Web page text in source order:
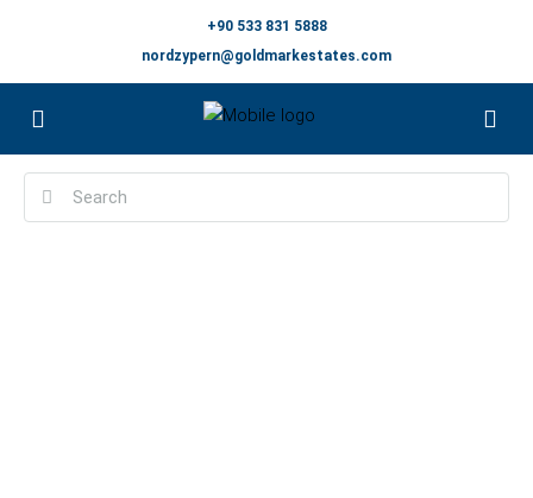
+90 533 831 5888
nordzypern@goldmarkestates.com